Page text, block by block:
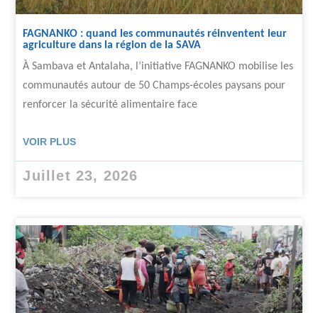
FAGNANKO : quand les communautés réinventent leur
agriculture dans la région de la SAVA
À Sambava et Antalaha, l’initiative FAGNANKO mobilise les
communautés autour de 50 Champs-écoles paysans pour
renforcer la sécurité alimentaire face
VOIR PLUS
Juillet 23, 2026